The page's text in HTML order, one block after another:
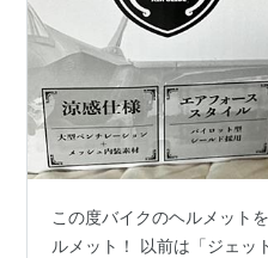
この度バイクのヘルメット
ルメット！ 以前は「ジェッ